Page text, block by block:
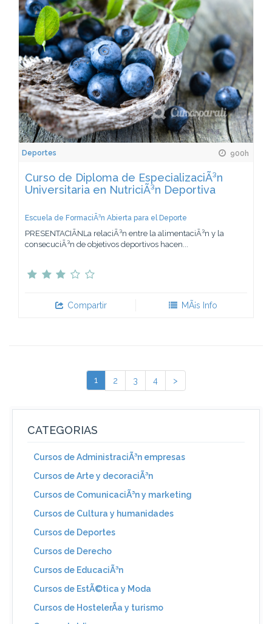
Deportes 900h
Curso de Diploma de EspecializaciÃ³n
Universitaria en NutriciÃ³n Deportiva
Escuela de FormaciÃ³n Abierta para el Deporte
PRESENTACIÃNLa relaciÃ³n entre la alimentaciÃ³n y la
consecuciÃ³n de objetivos deportivos hacen...
Compartir MÃ¡s Info
1 2 3 4 >
CATEGORIAS
Cursos de AdministraciÃ³n empresas
Cursos de Arte y decoraciÃ³n
Cursos de ComunicaciÃ³n y marketing
Cursos de Cultura y humanidades
Cursos de Deportes
Cursos de Derecho
Cursos de EducaciÃ³n
Cursos de EstÃ©tica y Moda
Cursos de HostelerÃ­a y turismo